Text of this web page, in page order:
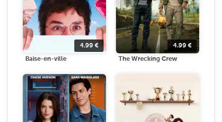
4.99 €
Baise-en-ville
4.99 €
The Wrecking Crew